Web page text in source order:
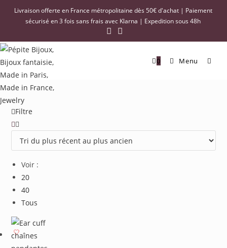
Livraison offerte en France métropolitaine dès 50€ d'achat | Paiement
sécurisé en 3 fois sans frais avec Klarna | Expedition sous 48h
0 Menu
Filtre
Voir :
20
40
Tous